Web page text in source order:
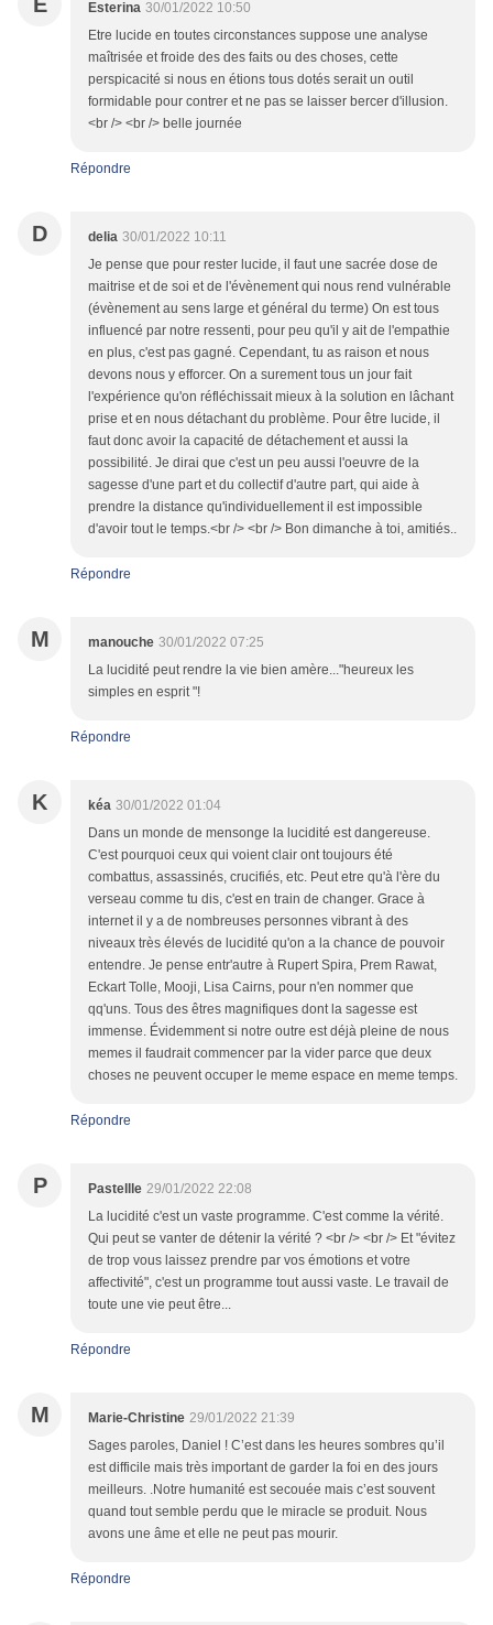
Esterina 30/01/2022 10:50
Etre lucide en toutes circonstances suppose une analyse
maîtrisée et froide des des faits ou des choses, cette
perspicacité si nous en étions tous dotés serait un outil
formidable pour contrer et ne pas se laisser bercer d'illusion.
<br /> <br /> belle journée
Répondre
D delia 30/01/2022 10:11
Je pense que pour rester lucide, il faut une sacrée dose de
maitrise et de soi et de l'évènement qui nous rend vulnérable
(évènement au sens large et général du terme) On est tous
influencé par notre ressenti, pour peu qu'il y ait de l'empathie
en plus, c'est pas gagné. Cependant, tu as raison et nous
devons nous y efforcer. On a surement tous un jour fait
l'expérience qu'on réfléchissait mieux à la solution en lâchant
prise et en nous détachant du problème. Pour être lucide, il
faut donc avoir la capacité de détachement et aussi la
possibilité. Je dirai que c'est un peu aussi l'oeuvre de la
sagesse d'une part et du collectif d'autre part, qui aide à
prendre la distance qu'individuellement il est impossible
d'avoir tout le temps.<br /> <br /> Bon dimanche à toi, amitiés..
Répondre
M manouche 30/01/2022 07:25
La lucidité peut rendre la vie bien amère..."heureux les
simples en esprit "!
Répondre
K kéa 30/01/2022 01:04
Dans un monde de mensonge la lucidité est dangereuse.
C'est pourquoi ceux qui voient clair ont toujours été
combattus, assassinés, crucifiés, etc. Peut etre qu'à l'ère du
verseau comme tu dis, c'est en train de changer. Grace à
internet il y a de nombreuses personnes vibrant à des
niveaux très élevés de lucidité qu'on a la chance de pouvoir
entendre. Je pense entr'autre à Rupert Spira, Prem Rawat,
Eckart Tolle, Mooji, Lisa Cairns, pour n'en nommer que
qq'uns. Tous des êtres magnifiques dont la sagesse est
immense. Évidemment si notre outre est déjà pleine de nous
memes il faudrait commencer par la vider parce que deux
choses ne peuvent occuper le meme espace en meme temps.
Répondre
P Pastellle 29/01/2022 22:08
La lucidité c'est un vaste programme. C'est comme la vérité.
Qui peut se vanter de détenir la vérité ? <br /> <br /> Et "évitez
de trop vous laissez prendre par vos émotions et votre
affectivité", c'est un programme tout aussi vaste. Le travail de
toute une vie peut être...
Répondre
M Marie-Christine 29/01/2022 21:39
Sages paroles, Daniel ! C’est dans les heures sombres qu’il
est difficile mais très important de garder la foi en des jours
meilleurs. .Notre humanité est secouée mais c’est souvent
quand tout semble perdu que le miracle se produit. Nous
avons une âme et elle ne peut pas mourir.
Répondre